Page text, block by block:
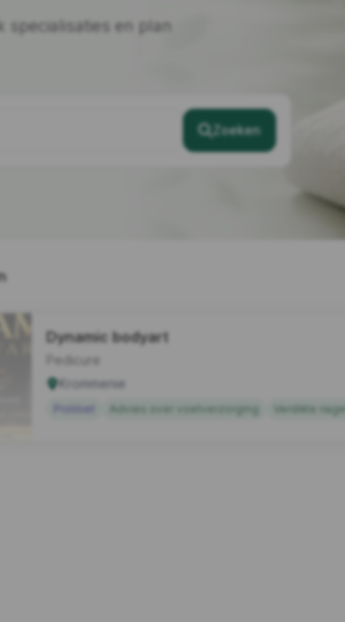
specialisaties en plan
Zoeken
Dynamic bodyart
Pedicure
Krommenie
ProVoet Advies over voetverzorging Verdikte